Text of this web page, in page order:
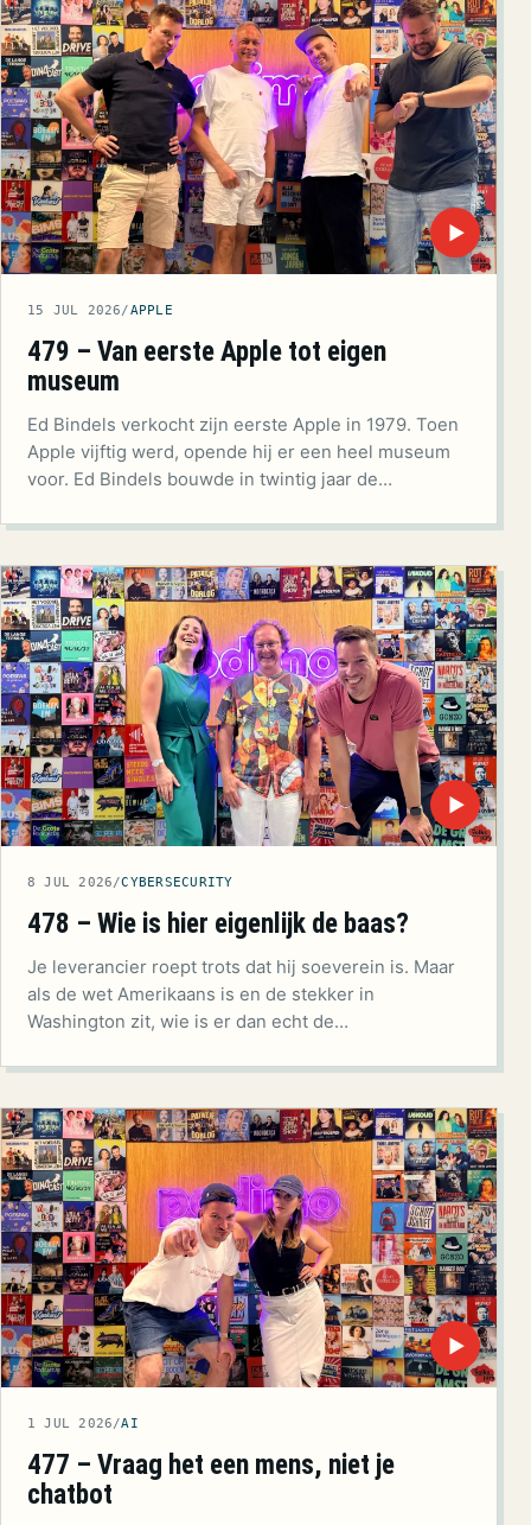
▶
15 JUL 2026/APPLE
479 – Van eerste Apple tot eigen
museum
Ed Bindels verkocht zijn eerste Apple in 1979. Toen
Apple vijftig werd, opende hij er een heel museum
voor. Ed Bindels bouwde in twintig jaar de…
▶
8 JUL 2026/CYBERSECURITY
478 – Wie is hier eigenlijk de baas?
Je leverancier roept trots dat hij soeverein is. Maar
als de wet Amerikaans is en de stekker in
Washington zit, wie is er dan echt de…
▶
1 JUL 2026/AI
477 – Vraag het een mens, niet je
chatbot